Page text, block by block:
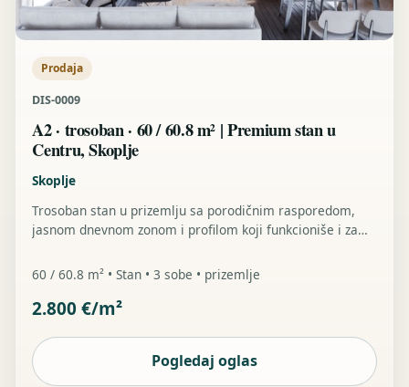
Prodaja
DIS-0009
A2 · trosoban · 60 / 60.8 m² | Premium stan u
Centru, Skoplje
Skoplje
Trosoban stan u prizemlju sa porodičnim rasporedom,
jasnom dnevnom zonom i profilom koji funkcioniše i za
60 / 60.8 m² • Stan • 3 sobe • prizemlje
2.800 €/m²
Pogledaj oglas